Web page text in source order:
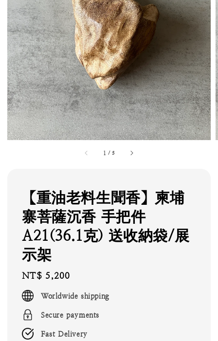
1 /5
【重油老料生聞香】柬埔
寨菩薩沉香 手把件
A21(36.1克) 送收納袋/展
示架
Regular
price
NT$ 5,200
Worldwide shipping
Secure payments
Fast Delivery